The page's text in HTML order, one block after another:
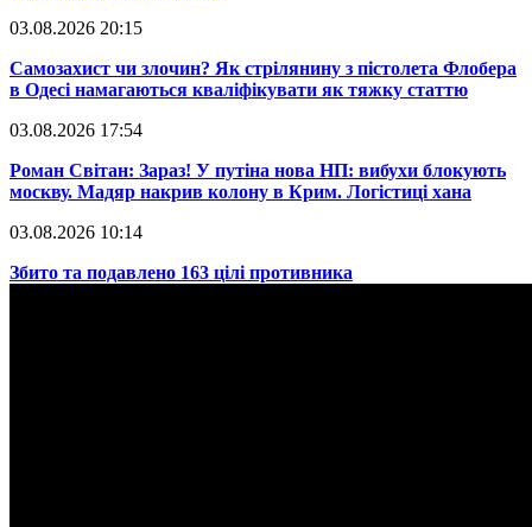
03.08.2026 20:15
​Самозахист чи злочин? Як стрілянину з пістолета Флобера
в Одесі намагаються кваліфікувати як тяжку статтю
03.08.2026 17:54
​Роман Світан: Зараз! У путіна нова НП: вибухи блокують
москву. Мадяр накрив колону в Крим. Логістиці хана
03.08.2026 10:14
​Збито та подавлено 163 цілі противника